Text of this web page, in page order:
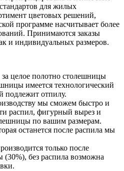
для жилых
цветовых решений,
программе насчитывает более
Принимаются заказы
и индивидуальных размеров.
за целое полотно столешницы
имеется технологический
подлежит отпилу.
мы сможем быстро и
распил, фигурный вырез и
по вашим размерам.
останется после распила мы
только после
(30%), без распила возможна